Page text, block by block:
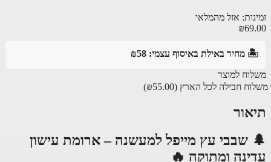
אזל מהמלאי
מחיר באילת באיסוף עצמי: ₪58
למוצר
חבילה לכל הארץ(₪55.00)
שבבי עץ מייפל למעשנה – ארומת עישון
ומתוקה 🔥